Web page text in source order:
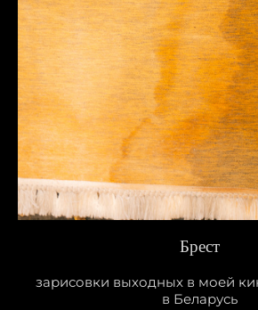
Брест
зарисовки выходных в моей
в Беларусь